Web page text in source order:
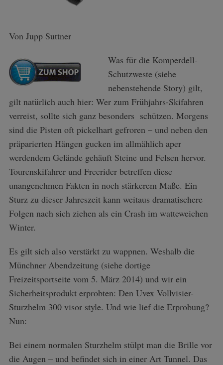
Von Jupp Suttner
Was für die Komperdell-
Schutzweste (siehe
nebenstehende Story) gilt,
gilt natürlich auch hier: Wer zum Frühjahrs-Skifahren
verreist, sollte sich ganz besonders schützen. Morgens
sind die Pisten oft pickelhart gefroren – und neben den
präparierten Hängen gucken im allmählich aper
werdendem Gelände gehäuft Steine und Felsen hervor.
Tourenskifahrer und Freerider betreffen diese
unangenehmen Fakten in noch stärkerem Maße. Ein
Sturz zu dieser Jahreszeit kann weitaus dramatischere
Folgen nach sich ziehen als ein Crash im watteweichen
Winter.
Es gilt sich also verstärkt zu wappnen. Weshalb die
Münchner Abendzeitung (siehe dortige
Freizeitsportseite vom 5. März 2014) und wir ein
Sicherheitsprodukt erprobten: Den Uvex Vollvisier-
Sturzhelm 300 visor style. Und wie lief die Erprobung?
Nun:
Bei einem normalen Sturzhelm stülpt man die Brille vor
die Augen – und befindet sich in einer Art Tunnel. Das